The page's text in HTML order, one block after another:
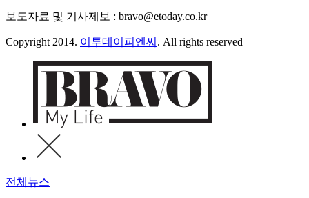
보도자료 및 기사제보 : bravo@etoday.co.kr
Copyright 2014. 이투데이피엔씨 . All rights reserved
전체뉴스